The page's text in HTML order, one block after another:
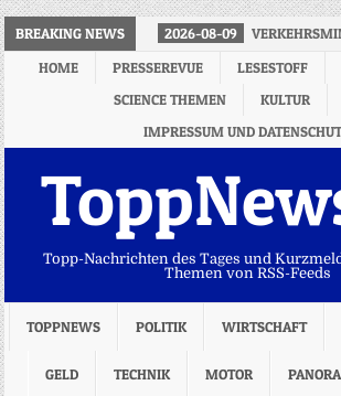
BREAKING NEWS 2026-08-09
HOME
PRESSEREVUE LESESTOFF
SCIENCE THEMEN
KULTUR
IMPRESSUM UND
Topp-Nachrichten des Tages und
Themen von RSS-Feeds
TOPPNEWS POLITIK WIRTSCHAFT
GELD TECHNIK MOTOR